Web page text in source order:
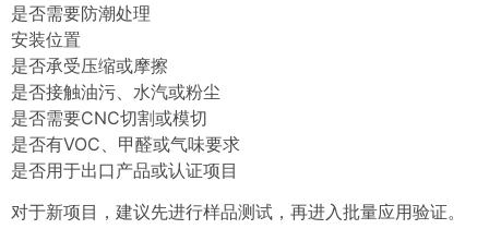
是否需要防潮处理
安装位置
是否承受压缩或摩擦
是否接触油污、水汽或粉尘
是否需要CNC切割或模切
是否有VOC、甲醛或气味要求
是否用于出口产品或认证项目
对于新项目，建议先进行样品测试，再进入批量应用验证。